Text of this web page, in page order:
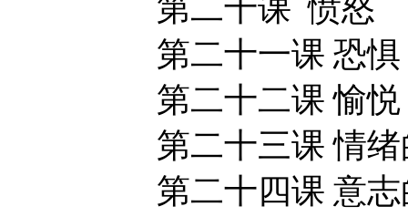
第二十课 愤怒
第二十一课 恐惧
第二十二课 愉悦
第二十三课 情绪
第二十四课 意志